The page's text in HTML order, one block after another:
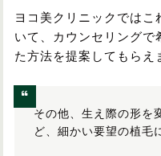
ヨコ美クリニックではこ
いて、カウンセリングで
た方法を提案してもらえ
その他、生え際の形を
ど、細かい要望の植毛